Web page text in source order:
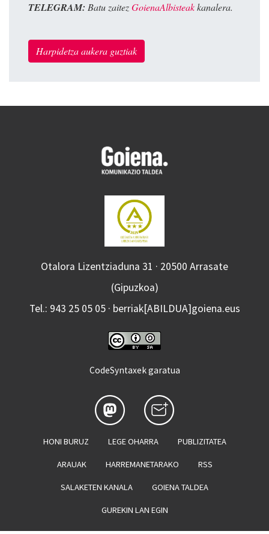
TELEGRAM: Batu zaitezGoienaAlbisteakkanalera.
Harpidetza aukera guztiak
Otalora Lizentziaduna 31 · 20500 Arrasate
(Gipuzkoa)
Tel.: 943 25 05 05 · berriak[ABILDUA]goiena.eus
CodeSyntaxek garatua
HONI BURUZ LEGE OHARRA PUBLIZITATEA
ARAUAK HARREMANETARAKO RSS
SALAKETEN KANALA GOIENA TALDEA
GUREKIN LAN EGIN